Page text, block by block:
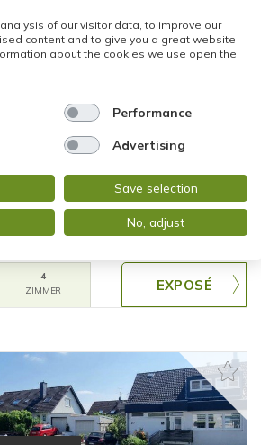
SCHNITT UND HERRLICHER
4
ZIMMER
of our visitor data, to improve our
content and to give you a great website
about the cookies we use open the
Performance
Advertising
Save selection
No, adjust